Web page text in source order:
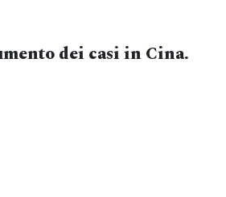
dei casi in Cina.